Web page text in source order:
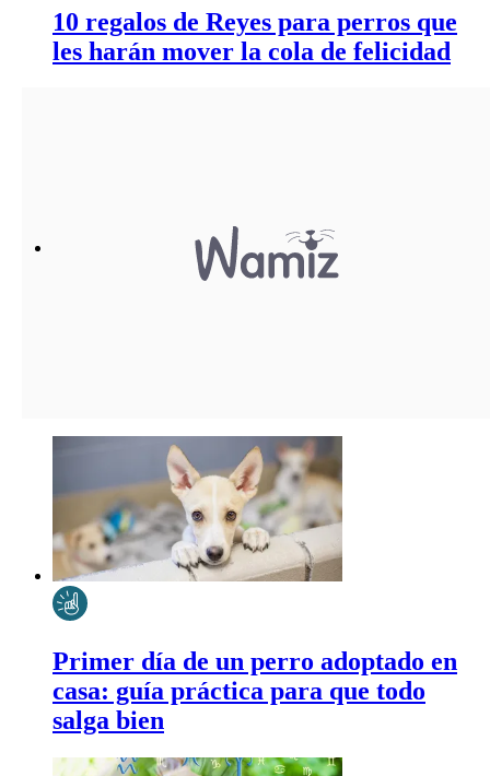
10 regalos de Reyes para perros que
les harán mover la cola de felicidad
Primer día de un perro adoptado en
casa: guía práctica para que todo
salga bien